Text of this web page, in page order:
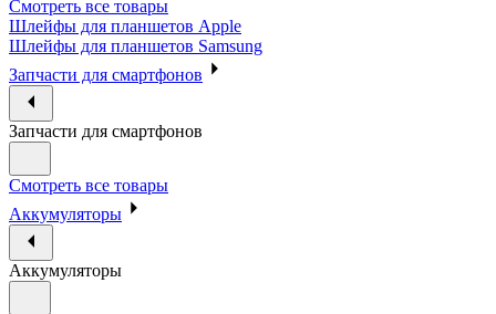
Смотреть все товары
Шлейфы для планшетов Apple
Шлейфы для планшетов Samsung
Запчасти для смартфонов
Запчасти для смартфонов
Смотреть все товары
Аккумуляторы
Аккумуляторы